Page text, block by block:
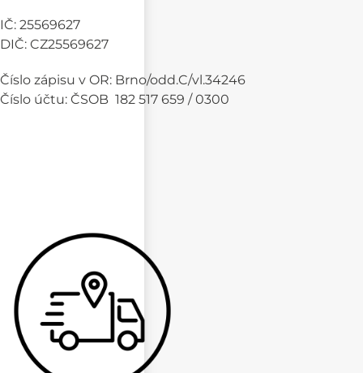
IČ: 25569627
DIČ: CZ25569627
Číslo zápisu v OR: Brno/odd.C/vl.34246
Číslo účtu: ČSOB 182 517 659 / 0300